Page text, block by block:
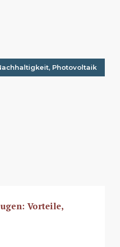
, Photovoltaik
Vorteile,